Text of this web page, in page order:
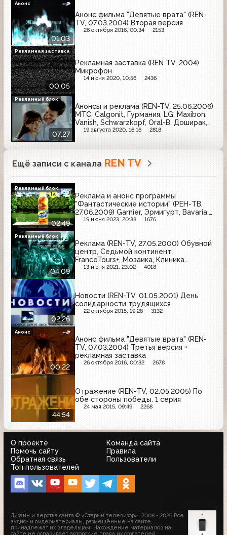
01:03
Анонс фильма "Девятые врата" (REN-
TV, 07.03.2004) Вторая версия
26 октября 2016, 00:34 2153
Анонс
00:05
Рекламная заставка (REN TV, 2004)
Микрофон
14 июня 2020, 10:56 2436
Рекламная заставка
07:27
Анонсы и реклама (REN-TV, 25.06.2006)
МТС, Calgonit, Гурмания, LG, Maxibon,
Vanish, Schwarzkopf, Oral-B, Доширак,
Nescafe
19 августа 2020, 16:16 2818
Рекламный блок
Ещё записи с канала REN TV
02:49
Реклама и анонс программы
"Фантастические истории" (РЕН-ТВ,
27.06.2009) Garnier, Эрмигурт, Bavaria,
Sprite, Vanish, Nestea, Очаково
19 июня 2023, 20:38 1676
Рекламный блок
04:09
Реклама (REN-TV, 27.05.2000) Обувной
центр, Седьмой континент,
FranceTours+, Мозаика, Клиника
доктора Майорова
13 июня 2021, 23:02 4018
Рекламный блок
02:26
Новости (REN-TV, 01.05.2001) День
солидарности трудящихся
22 октября 2015, 19:28 3132
00:22
Анонс фильма "Девятые врата" (REN-
TV, 07.03.2004) Третья версия +
рекламная заставка
26 октября 2016, 00:32 2678
Анонс
44:54
Отражение (REN-TV, 02.05.2005) По
обе стороны победы. 1 серия
24 мая 2015, 09:49 2268
О проекте
Команда сайта
Помочь сайту
Правила
Обратная связь
Пользователи
Топ пользователей
Дизайн и верстка сайта © «Старый телевизор»; 2008 - 2026 Все
аудио- и видеоматериалы, размещённые на сайте,
принадлежат их владельцам. Нахождение материалов на
сайте не оспаривает авторские права их создателей.